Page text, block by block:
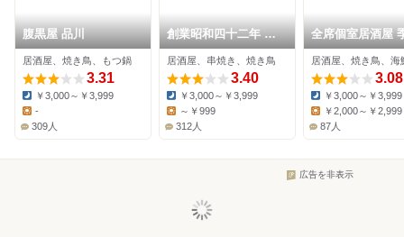
腹黒屋 品川
居酒屋、焼き鳥、もつ鍋
3.31
Dinner:
￥3,000～￥3,999
-
309人
創業昭和四十二年 鳥
じゅん 品川店
居酒屋、串焼き、焼き鳥
3.40
Dinner:
￥3,000～￥3,999
～￥999
312人
全席個室居酒屋
品川店
居酒屋、焼き鳥、海
3.08
Dinner:
￥3,000～￥3,999
Lunch:
￥2,000～￥2,999
87人
広告を非表示